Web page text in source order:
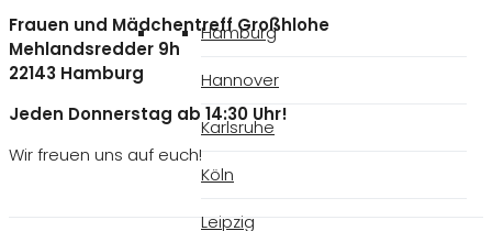
Hamburg
Hannover
Karlsruhe
Köln
Leipzig
Frauen und Mädchentreff Großhlohe
Mehlandsredder 9h
22143 Hamburg
Jeden Donnerstag ab 14:30 Uhr!
Wir freuen uns auf euch!